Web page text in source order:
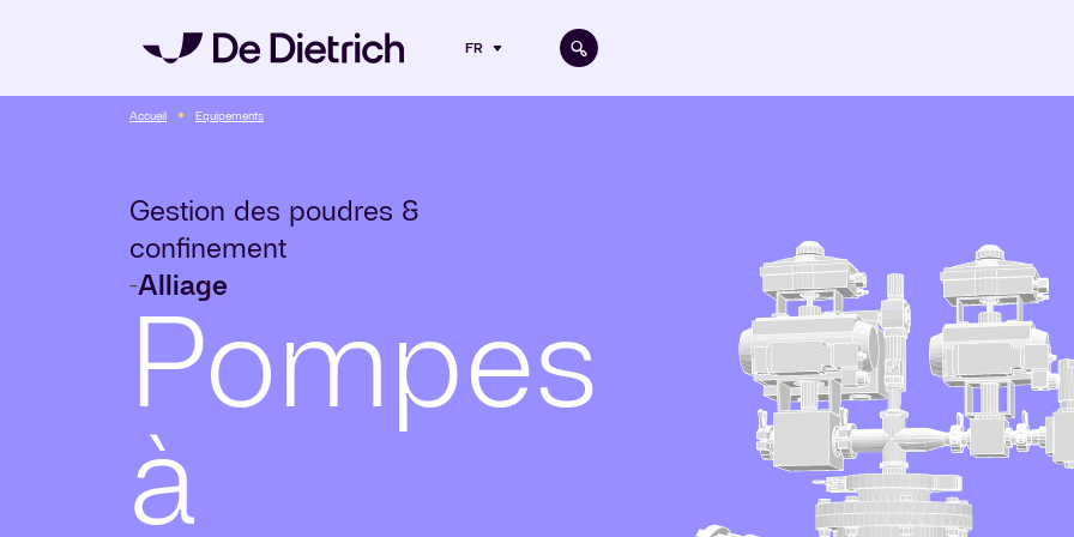
FR
Accueil Equipements
Gestion des poudres &
confinement
-Alliage
Pompes
à